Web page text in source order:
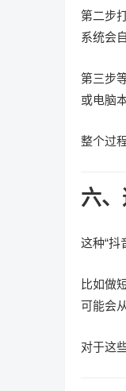
第二步
系统会
第三步
或电脑
整个过
六
这种“抖
比如做
可能会
对于这